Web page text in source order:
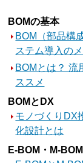
BOMの基本
BOM（部品構
ステム導入の
BOMとは？ 流
ススメ
BOMとDX
モノづくりDX
化設計とは
E-BOM・M-